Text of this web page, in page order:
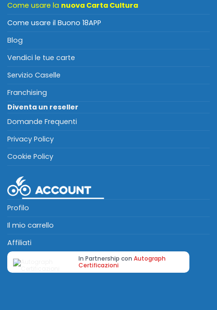
Come usare la nuova Carta Cultura
Come usare il Buono 18APP
Blog
Vendici le tue carte
Servizio Caselle
Franchising
Diventa un reseller
Domande Frequenti
Privacy Policy
Cookie Policy
Profilo
Il mio carrello
Affiliati
In Partnership con Autograph
Certificazioni